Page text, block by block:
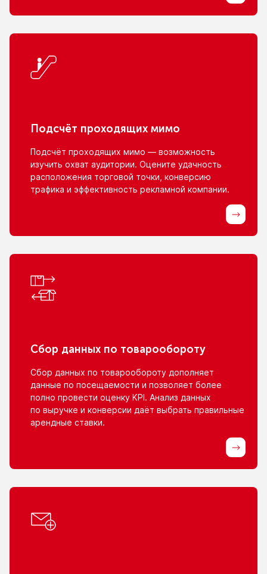
Подсчёт проходящих мимо
Подсчёт проходящих мимо — возможность
изучить охват аудитории. Оцените удачность
расположения торговой точки, конверсию
трафика и эффективность рекламной компании.
Сбор данных по товарообороту
Сбор данных по товарообороту дополняет
данные по посещаемости и позволяет более
полно провести оценку KPI. Анализ данных
по выручке и конверсии даёт выбрать правильные
арендные ставки.